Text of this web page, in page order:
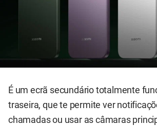
É um ecrã secundário totalmente
traseira, que te permite ver
chamadas ou usar as câmaras